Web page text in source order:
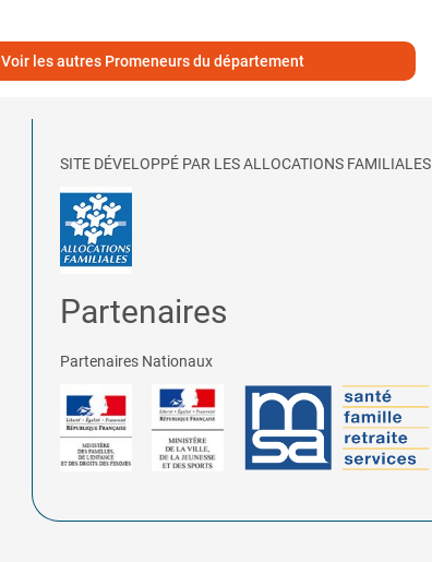
Voir les autres Promeneurs du département
SITE DÉVELOPPÉ PAR LES ALLOCATIONS FAMILIALES
Partenaires
Partenaires Nationaux